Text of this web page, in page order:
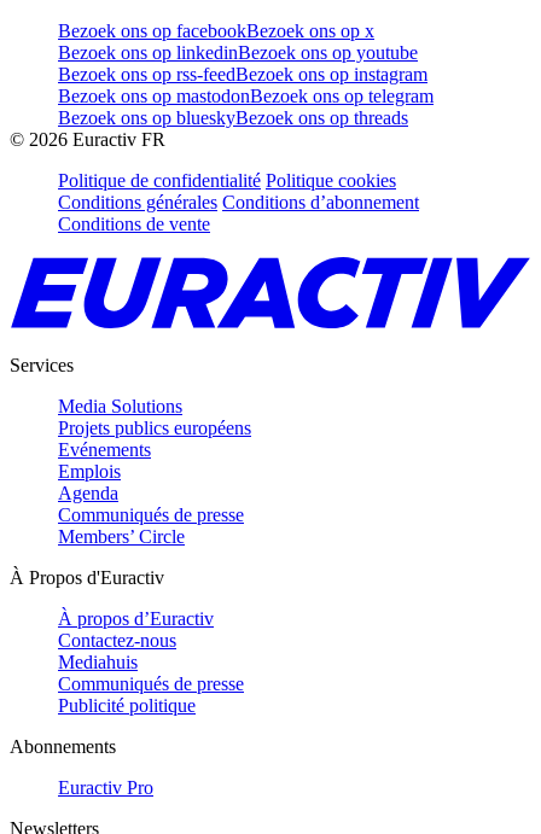
Bezoek ons op facebookBezoek ons op x
Bezoek ons op linkedinBezoek ons op youtube
Bezoek ons op rss-feedBezoek ons op instagram
Bezoek ons op mastodonBezoek ons op telegram
Bezoek ons op blueskyBezoek ons op threads
© 2026 Euractiv FR
Politique de confidentialité Politique cookies
Conditions générales Conditions d’abonnement
Conditions de vente
Services
Media Solutions
Projets publics européens
Evénements
Emplois
Agenda
Communiqués de presse
Members’ Circle
À Propos d'Euractiv
À propos d’Euractiv
Contactez-nous
Mediahuis
Communiqués de presse
Publicité politique
Abonnements
Euractiv Pro
Newsletters